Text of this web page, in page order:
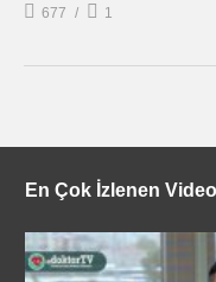
677
1
En Çok İzlenen